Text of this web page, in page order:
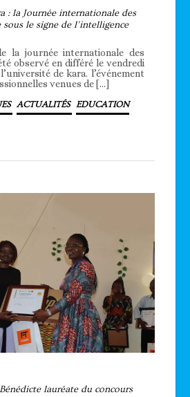
: la Journée internationale des
sous le signe de l’intelligence
la journée internationale des
observé en différé le vendredi
de kara. l’événement
venues de […]
ACTUALITÉS EDUCATION
lauréate du concours